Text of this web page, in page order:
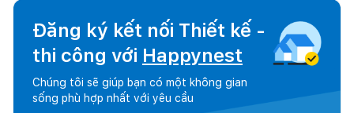
Đăng ký kết nối Thiết kế -
thi công với Happynest
Chúng tôi sẽ giúp bạn có một không gian
sống phù hợp nhất với yêu cầu